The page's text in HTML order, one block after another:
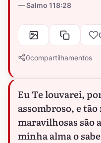
Salmo 118:28
0compartilhamentos
Eu Te louvarei,
assombroso, e
maravilhosas são
minha alma o